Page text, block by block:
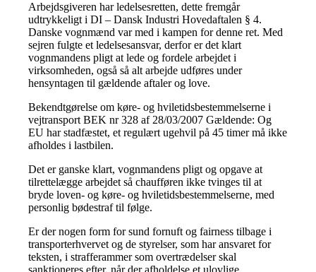
Arbejdsgiveren har ledelsesretten, dette fremgår
udtrykkeligt i DI – Dansk Industri Hovedaftalen § 4.
Danske vognmænd var med i kampen for denne ret. Med
sejren fulgte et ledelsesansvar, derfor er det klart
vognmandens pligt at lede og fordele arbejdet i
virksomheden, også så alt arbejde udføres under
hensyntagen til gældende aftaler og love.
Bekendtgørelse om køre- og hviletidsbestemmelserne i
vejtransport BEK nr 328 af 28/03/2007 Gældende: Og
EU har stadfæstet, et regulært ugehvil på 45 timer må ikke
afholdes i lastbilen.
Det er ganske klart, vognmandens pligt og opgave at
tilrettelægge arbejdet så chaufføren ikke tvinges til at
bryde loven- og køre- og hviletidsbestemmelserne, med
personlig bødestraf til følge.
Er der nogen form for sund fornuft og fairness tilbage i
transporterhvervet og de styrelser, som har ansvaret for
teksten, i strafferammer som overtrædelser skal